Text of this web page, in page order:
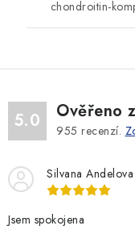
chondroitin-
5.0 Ověřeno
955 recenzí.
Silvana Andelova
Jsem spokojena